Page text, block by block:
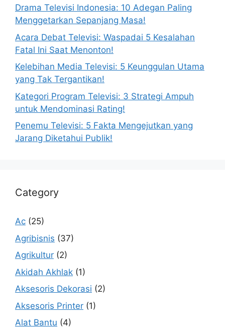
Drama Televisi Indonesia: 10 Adegan Paling
Menggetarkan Sepanjang Masa!
Acara Debat Televisi: Waspadai 5 Kesalahan
Fatal Ini Saat Menonton!
Kelebihan Media Televisi: 5 Keunggulan Utama
yang Tak Tergantikan!
Kategori Program Televisi: 3 Strategi Ampuh
untuk Mendominasi Rating!
Penemu Televisi: 5 Fakta Mengejutkan yang
Jarang Diketahui Publik!
Category
Ac (25)
Agribisnis (37)
Agrikultur (2)
Akidah Akhlak (1)
Aksesoris Dekorasi (2)
Aksesoris Printer (1)
Alat Bantu (4)